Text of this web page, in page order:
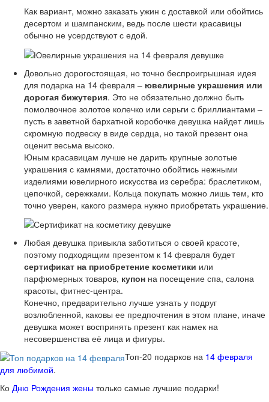
Как вариант, можно заказать ужин с доставкой или обойтись
десертом и шампанским, ведь после шести красавицы
обычно не усердствуют с едой.
Довольно дорогостоящая, но точно беспроигрышная идея
для подарка на 14 февраля – ювелирные украшения или
дорогая бижутерия. Это не обязательно должно быть
помолвочное золотое колечко или серьги с бриллиантами –
пусть в заветной бархатной коробочке девушка найдет лишь
скромную подвеску в виде сердца, но такой презент она
оценит весьма высоко.
Юным красавицам лучше не дарить крупные золотые
украшения с камнями, достаточно обойтись нежными
изделиями ювелирного искусства из серебра: браслетиком,
цепочкой, сережками. Кольца покупать можно лишь тем, кто
точно уверен, какого размера нужно приобретать украшение.
Любая девушка привыкла заботиться о своей красоте,
поэтому подходящим презентом к 14 февраля будет
сертификат на приобретение косметики или
парфюмерных товаров, купон на посещение спа, салона
красоты, фитнес-центра.
Конечно, предварительно лучше узнать у подруг
возлюбленной, каковы ее предпочтения в этом плане, иначе
девушка может воспринять презент как намек на
несовершенства её лица и фигуры.
Топ-20 подарков на 14 февраля
для любимой.
Ко Дню Рождения жены только самые лучшие подарки!